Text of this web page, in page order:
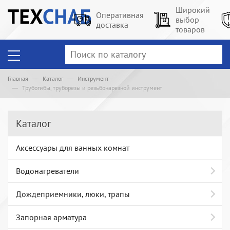
Оперативная
доставка
Широкий
выбор
товаров
Главная Каталог
Инструмент
Трубогибы, труборезы и резьбонарезной инструмент
Каталог
Аксессуары для ванных комнат
Водонагреватели
Дождеприемники, люки, трапы
Запорная арматура